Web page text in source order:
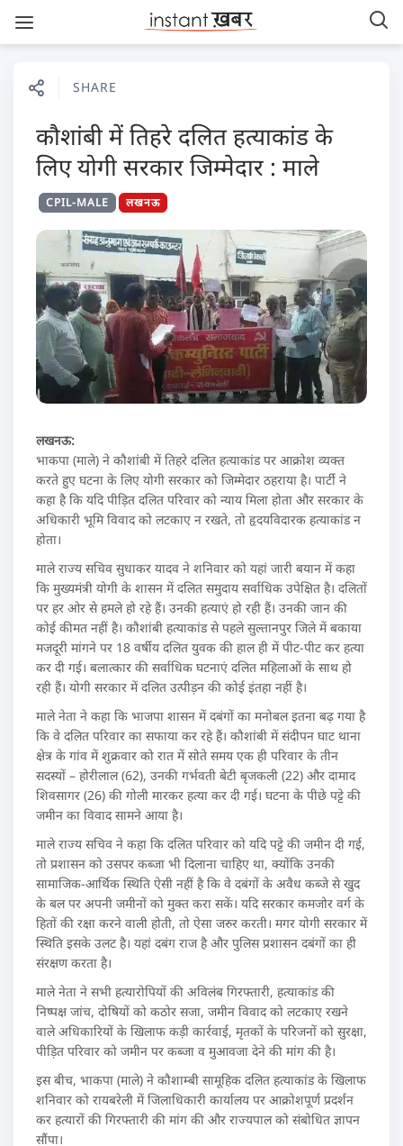
SHARE
कौशांबी में तिहरे दलित हत्याकांड के
लिए योगी सरकार जिम्मेदार : माले
CPIL-MALE लखनऊ
लखनऊ:
भाकपा (माले) ने कौशांबी में तिहरे दलित हत्याकांड पर आक्रोश व्यक्त
करते हुए घटना के लिए योगी सरकार को जिम्मेदार ठहराया है। पार्टी ने
कहा है कि यदि पीड़ित दलित परिवार को न्याय मिला होता और सरकार के
अधिकारी भूमि विवाद को लटकाए न रखते, तो हृदयविदारक हत्याकांड न
होता।
माले राज्य सचिव सुधाकर यादव ने शनिवार को यहां जारी बयान में कहा
कि मुख्यमंत्री योगी के शासन में दलित समुदाय सर्वाधिक उपेक्षित है। दलितों
पर हर ओर से हमले हो रहे हैं। उनकी हत्याएं हो रही हैं। उनकी जान की
कोई कीमत नहीं है। कौशांबी हत्याकांड से पहले सुल्तानपुर जिले में बकाया
मजदूरी मांगने पर 18 वर्षीय दलित युवक की हाल ही में पीट-पीट कर हत्या
कर दी गई। बलात्कार की सर्वाधिक घटनाएं दलित महिलाओं के साथ हो
रही हैं। योगी सरकार में दलित उत्पीड़न की कोई इंतहा नहीं है।
माले नेता ने कहा कि भाजपा शासन में दबंगों का मनोबल इतना बढ़ गया है
कि वे दलित परिवार का सफाया कर रहे हैं। कौशांबी में संदीपन घाट थाना
क्षेत्र के गांव में शुक्रवार को रात में सोते समय एक ही परिवार के तीन
सदस्यों – होरीलाल (62), उनकी गर्भवती बेटी बृजकली (22) और दामाद
शिवसागर (26) की गोली मारकर हत्या कर दी गई। घटना के पीछे पट्टे की
जमीन का विवाद सामने आया है।
माले राज्य सचिव ने कहा कि दलित परिवार को यदि पट्टे की जमीन दी गई,
तो प्रशासन को उसपर कब्जा भी दिलाना चाहिए था, क्योंकि उनकी
सामाजिक-आर्थिक स्थिति ऐसी नहीं है कि वे दबंगों के अवैध कब्जे से खुद
के बल पर अपनी जमीनों को मुक्त करा सकें। यदि सरकार कमजोर वर्ग के
हितों की रक्षा करने वाली होती, तो ऐसा जरुर करती। मगर योगी सरकार में
स्थिति इसके उलट है। यहां दबंग राज है और पुलिस प्रशासन दबंगों का ही
संरक्षण करता है।
माले नेता ने सभी हत्यारोपियों की अविलंब गिरफ्तारी, हत्याकांड की
निष्पक्ष जांच, दोषियों को कठोर सजा, जमीन विवाद को लटकाए रखने
वाले अधिकारियों के खिलाफ कड़ी कार्रवाई, मृतकों के परिजनों को सुरक्षा,
पीड़ित परिवार को जमीन पर कब्जा व मुआवजा देने की मांग की है।
इस बीच, भाकपा (माले) ने कौशाम्बी सामूहिक दलित हत्याकांड के खिलाफ
शनिवार को रायबरेली में जिलाधिकारी कार्यालय पर आक्रोशपूर्ण प्रदर्शन
कर हत्यारों की गिरफ्तारी की मांग की और राज्यपाल को संबोधित ज्ञापन
सौंपा।